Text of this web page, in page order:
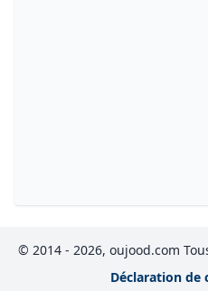
© 2014 - 2026, oujood.com
Déclaration